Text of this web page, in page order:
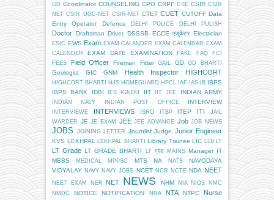
GD Coordinator COUNSELING CPO CRPF CSE CSIR CSIR
NET CSIR UGC-NET CSIR-NET CTET CUET CUTOFF Data
Entry Operator
Defence DELHI POLICE DELHI PULISH
Doctor Draftsman Driver DSSSB ECCE एजुकेटर Electrician
ESIC EWS Exam EXAM CALANDER EXAM CALENDAR EXAM
CALENDER
EXAM DATE EXAMINATION FAKE FAQ
FCI
FEES
Field Officer Fireman Fitter GAIL GD GD BHARTI
Geologist GIC GNM Health Inspector HIGHCORT
HIGHCORT BHARTI HJS HOMEGUARD HPCL IAF IAS IB
IBPS
IBPS BANK
IDBI IFS IGNOU IIT IIT JEE INDIAN ARMY
INDIAN NAVY INDIAN POST OFFICE INTERVIEW
INTERVIEWE INTERVIEWS ISRO ITBP ITEP ITI
JAIL
WARDER JE JE EXAM JEE JEE ADVANCE Job JOB NEWS
JOBS JOINING LETTER Journlist Judge Junior Engineer
KVS LEKHPAL LEKHPAL BHARTI Library Trainee LIC LLB LT
LT Grade LT GRADE BHARTI LT ग्रेड MAINS
Manager IT
MBBS
MEDICAL MPPSC MTS NA NATS
NAVODAYA
VIDYALAY NAVY NAVY JOBS NCET NCR NCTE NDA NEET
NEET EXAM NER NET NEWS NHM NIA NIOS
NMC
NMDC
NOTICE NOTIFICATION NRA NTA NTPC Nurse